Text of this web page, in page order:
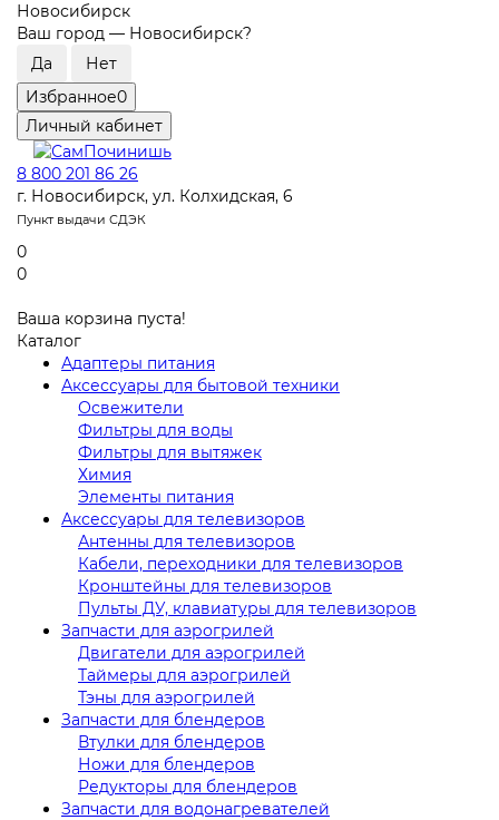
Новосибирск
Ваш город — Новосибирск?
Избранное0
Личный кабинет
8 800 201 86 26
г. Новосибирск, ул. Колхидская, 6
Пункт выдачи СДЭК
0
0
Ваша корзина пуста!
Каталог
Адаптеры питания
Аксессуары для бытовой техники
Освежители
Фильтры для воды
Фильтры для вытяжек
Химия
Элементы питания
Аксессуары для телевизоров
Антенны для телевизоров
Кабели, переходники для телевизоров
Кронштейны для телевизоров
Пульты ДУ, клавиатуры для телевизоров
Запчасти для аэрогрилей
Двигатели для аэрогрилей
Таймеры для аэрогрилей
Тэны для аэрогрилей
Запчасти для блендеров
Втулки для блендеров
Ножи для блендеров
Редукторы для блендеров
Запчасти для водонагревателей